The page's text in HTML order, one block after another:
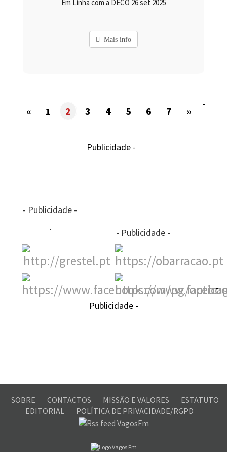
Em Linha com a DECO 26 set 2025
Mais info
« 1 2 3 4 5 6 7 »
-
Publicidade -
- Publicidade -
- Publicidade -
-
Publicidade -
SOBRE CONTACTOS MISSÃO E VALORES
ESTATUTO
EDITORIAL
POLÍTICA DE PRIVACIDADE/RGPD